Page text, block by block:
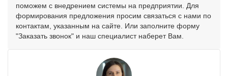
поможем с внедрением системы на предприятии. Для
формирования предложения просим связаться с нами по
контактам, указанным на сайте. Или заполните форму
"Заказать звонок" и наш специалист наберет Вам.